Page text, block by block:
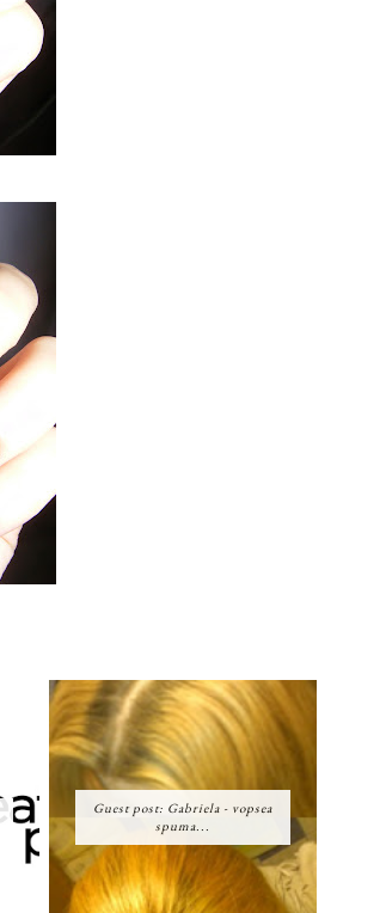
Guest post: Gabriela - vopsea
spuma...